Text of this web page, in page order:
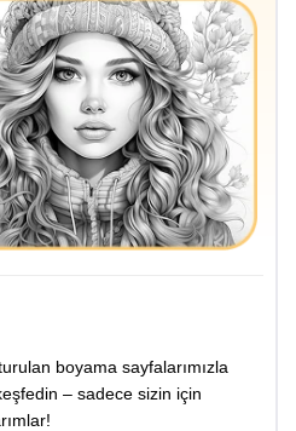
boyama sayfalarımızla
– sadece sizin için